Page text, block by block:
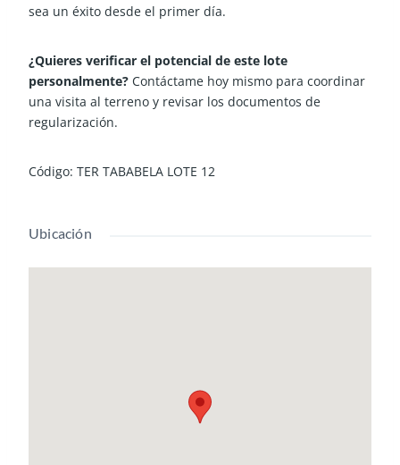
sea un éxito desde el primer día.
¿Quieres verificar el potencial de este lote
personalmente? Contáctame hoy mismo para coordinar
una visita al terreno y revisar los documentos de
regularización.
Código: TER TABABELA LOTE 12
Ubicación